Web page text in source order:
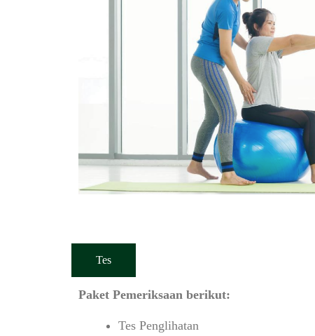
Tes
Paket Pemeriksaan berikut:
Tes Penglihatan